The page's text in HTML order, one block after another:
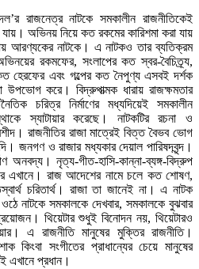
রাজনেত্র নাটকে সমকালীন রাজনীতিকেই
যায়। অভিনয় নিয়ে কত রকমের কারিশমা করা যায়
আরণ্যকের নাটকে। এ নাটকও তার ব্যতিক্রম
রকমফের, সংলাপের কত স্বর-বৈচিত্র্য,
কত হেরফের এবং গল্পের কত নৈপুণ্য এসবই দর্শক
উপভোগ করে। বিদ্রুপাত্মক ধারায় রাজক্ষমতার
চরিত্র নির্মাণের মধ্যদিয়েই সমকালীন
স্যাটায়ার করেছে। নাটকটির রচনা ও
রাজনীতির রাজা মাত্রেই বিত্ত বৈভব ভোগ
জনগণ ও রাজার মধ্যকার দেয়াল পারিষদবৃন্দ।
অনবদ্য। নৃত্য-গীত-হাসি-কান্না-ব্যঙ্গ-বিদ্রুপ
এখানে। রাজ আদেশের নামে চলে কত শোষণ,
চরিতার্থ। রাজা তা জানেই না। এ নাটক
নাটকে সমকালকে দেখবার, সমকালকে বুঝবার
থিয়েটার শুধুই বিনোদন নয়, থিয়েটারও
এ রাজনীতি মানুষের মুক্তির রাজনীতি।
কিংবা সংগীতের প্রাধান্যের চেয়ে মানুষের
এখানে প্রধান।